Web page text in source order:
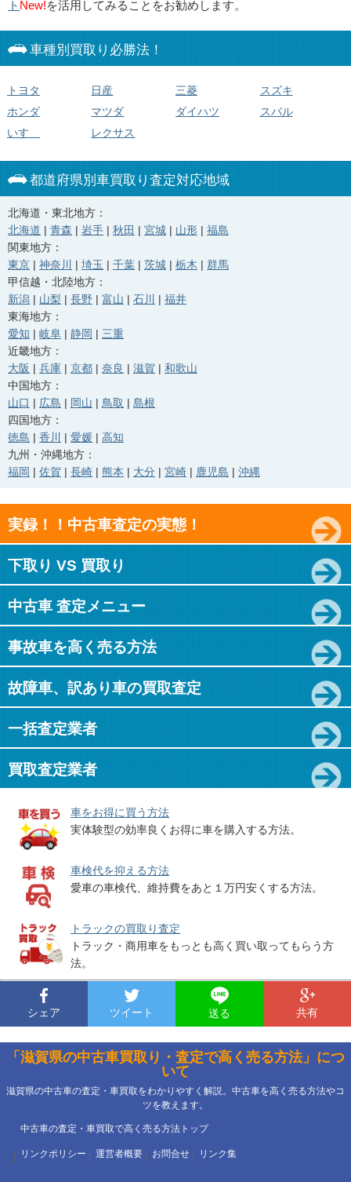
ト New!を活用してみることをお勧めします。
車種別買取り必勝法！
トヨタ 日産 三菱
スズキ
ホンダ
マツダ ダイハツ
スバル
いすゞ
レクサス
都道府県別車買取り査定対応地域
北海道・東北地方：
北海道 | 青森 | 岩手 | 秋田 | 宮城 | 山形 | 福島
関東地方：
東京 | 神奈川 | 埼玉 | 千葉 | 茨城 | 栃木 | 群馬
甲信越・北陸地方：
新潟 | 山梨 | 長野 | 富山 | 石川 | 福井
東海地方：
愛知 | 岐阜 | 静岡 | 三重
近畿地方：
大阪 | 兵庫 | 京都 | 奈良 | 滋賀 | 和歌山
中国地方：
山口 | 広島 | 岡山 | 鳥取 | 島根
四国地方：
徳島 | 香川 | 愛媛 | 高知
九州・沖縄地方：
福岡 | 佐賀 | 長崎 | 熊本 | 大分 | 宮崎 | 鹿児島 | 沖縄
実録！！中古車査定の実態！
下取り VS 買取り
中古車 査定メニュー
事故車を高く売る方法
故障車、訳あり車の買取査定
一括査定業者
買取査定業者
車をお得に買う方法
実体験型の効率良くお得に車を購入する方法。
車検代を抑える方法
愛車の車検代、維持費をあと１万円安くする方法。
トラックの買取り査定
トラック・商用車をもっとも高く買い取ってもらう方
法。
シェア ツイート 送る 共有
「滋賀県の中古車買取り・査定で高く売る方法」につ
いて
滋賀県の中古車の査定・車買取をわかりやすく解説。中古車を高く売る方法やコ
ツを教えます。
中古車の査定・車買取で高く売る方法トップ
リンクポリシー 運営者概要 お問合せ リンク集